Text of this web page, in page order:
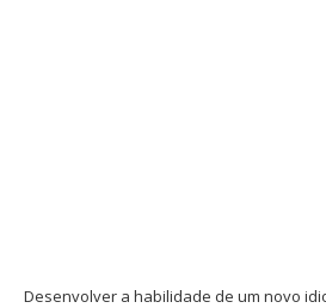
Desenvolver a habilidade de um novo